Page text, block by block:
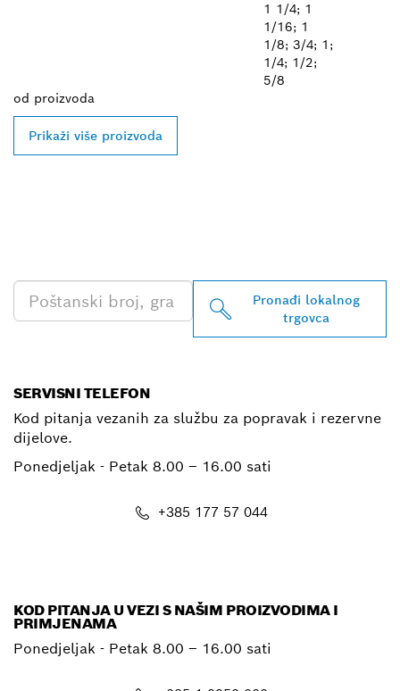
1 1/4; 1
1/16; 1
1/8; 3/4; 1;
1/4; 1/2;
5/8
od proizvoda
Prikaži više proizvoda
Pronađi lokalnog
trgovca
SERVISNI TELEFON
Kod pitanja vezanih za službu za popravak i rezervne
dijelove.
Ponedjeljak - Petak 8.00 – 16.00 sati
+385 177 57 044
KOD PITANJA U VEZI S NAŠIM PROIZVODIMA I
PRIMJENAMA
Ponedjeljak - Petak 8.00 – 16.00 sati